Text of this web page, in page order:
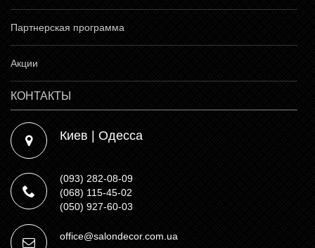
Партнерская программа
Акции
КОНТАКТЫ
Киев | Одесса
(093) 282-08-09
(068) 115-45-02
(050) 927-60-03
office@salondecor.com.ua